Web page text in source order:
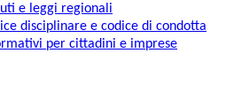
e leggi regionali
disciplinare e codice di condotta
per cittadini e imprese